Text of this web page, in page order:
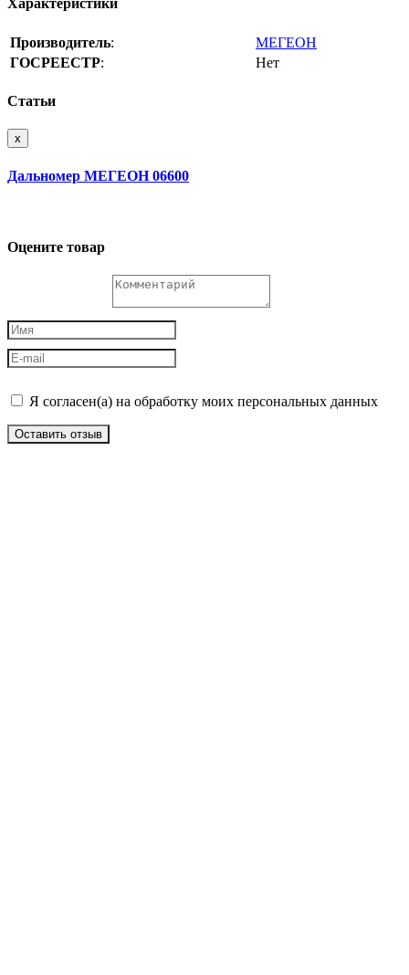
Характеристики
Производитель:
МЕГЕОН
ГОСРЕЕСТР: Нет
Статьи
x
Дальномер МЕГЕОН 06600
Оцените товар
Я согласен(а) на обработку моих персональных данных
Оставить отзыв